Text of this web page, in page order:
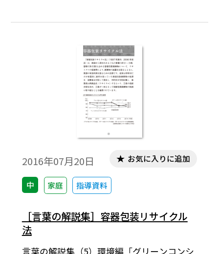
（ESD）は，次期学習指導要領改訂の全体に
ています。この答申を受けて，小・中学校学
習指導要領改訂版（2017年３月公示）の前
文及び総則において，「持続可能な社会の
創り手」の育成が掲げられ，全教科におい
ても関連する内容が盛り込まれました。
2016年07月20日
中 家庭 指導資料
お気に入りに追加
［言葉の解説集］容器包装リサイクル
法
言葉の解説集（5）環境編「グリーンコンシ